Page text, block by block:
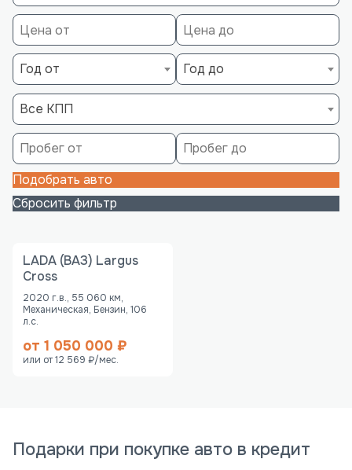
Год от Год до
Все КПП
Подобрать авто
Сбросить фильтр
LADA (ВАЗ) Largus
Cross
2020 г.в., 55 060 км,
Механическая, Бензин, 106
л.с.
от 1 050 000 ₽
или от 12 569 ₽/мес.
Подарки при покупке авто в кредит